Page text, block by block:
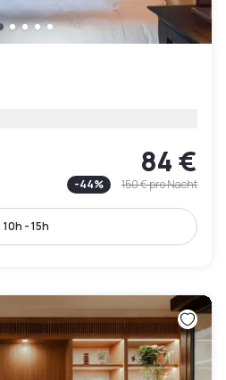
84 €
-44% 150 €pro Nacht
10h - 15h